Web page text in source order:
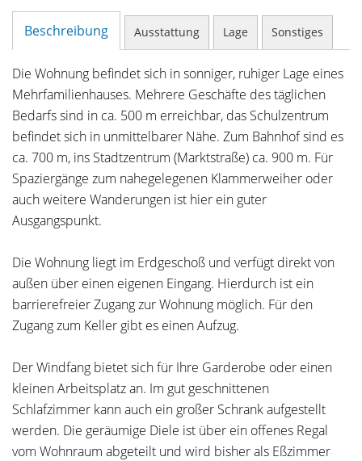
Beschreibung Ausstattung Lage Sonstiges
Die Wohnung befindet sich in sonniger, ruhiger Lage eines
Mehrfamilienhauses. Mehrere Geschäfte des täglichen
Bedarfs sind in ca. 500 m erreichbar, das Schulzentrum
befindet sich in unmittelbarer Nähe. Zum Bahnhof sind es
ca. 700 m, ins Stadtzentrum (Marktstraße) ca. 900 m. Für
Spaziergänge zum nahegelegenen Klammerweiher oder
auch weitere Wanderungen ist hier ein guter
Ausgangspunkt.
Die Wohnung liegt im Erdgeschoß und verfügt direkt von
außen über einen eigenen Eingang. Hierdurch ist ein
barrierefreier Zugang zur Wohnung möglich. Für den
Zugang zum Keller gibt es einen Aufzug.
Der Windfang bietet sich für Ihre Garderobe oder einen
kleinen Arbeitsplatz an. Im gut geschnittenen
Schlafzimmer kann auch ein großer Schrank aufgestellt
werden. Die geräumige Diele ist über ein offenes Regal
vom Wohnraum abgeteilt und wird bisher als Eßzimmer